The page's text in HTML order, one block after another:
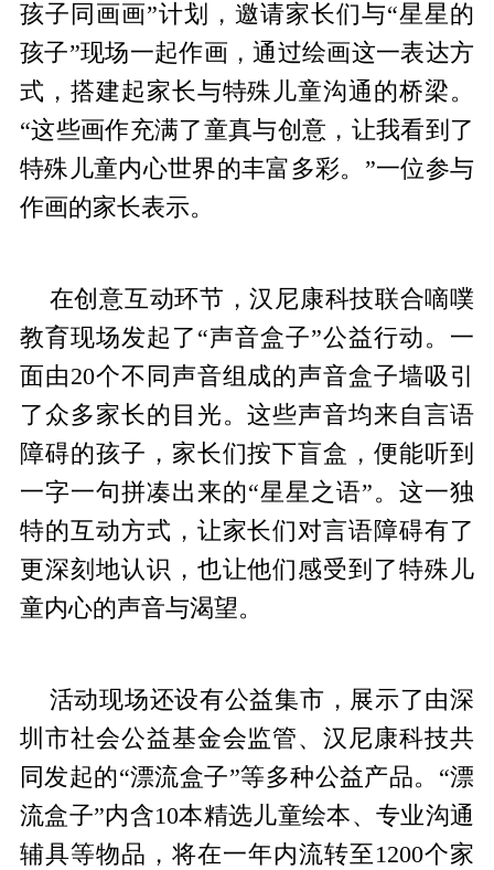
孩子同画画”计划，邀请家长们与“星星的
孩子”现场一起作画，通过绘画这一表达方
式，搭建起家长与特殊儿童沟通的桥梁。
“这些画作充满了童真与创意，让我看到了
特殊儿童内心世界的丰富多彩。”一位参与
作画的家长表示。
在创意互动环节，汉尼康科技联合嘀噗
教育现场发起了“声音盒子”公益行动。一
面由20个不同声音组成的声音盒子墙吸引
了众多家长的目光。这些声音均来自言语
障碍的孩子，家长们按下盲盒，便能听到
一字一句拼凑出来的“星星之语”。这一独
特的互动方式，让家长们对言语障碍有了
更深刻地认识，也让他们感受到了特殊儿
童内心的声音与渴望。
活动现场还设有公益集市，展示了由深
圳市社会公益基金会监管、汉尼康科技共
同发起的“漂流盒子”等多种公益产品。“漂
流盒子”内含10本精选儿童绘本、专业沟通
辅具等物品，将在一年内流转至1200个家